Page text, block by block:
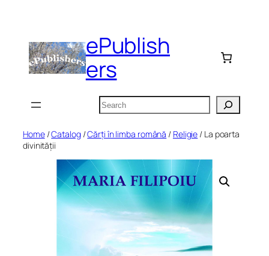
content
ePublish
ers
Search
Home/Catalog/Cărți în limba română / Religie / La poarta
divinității